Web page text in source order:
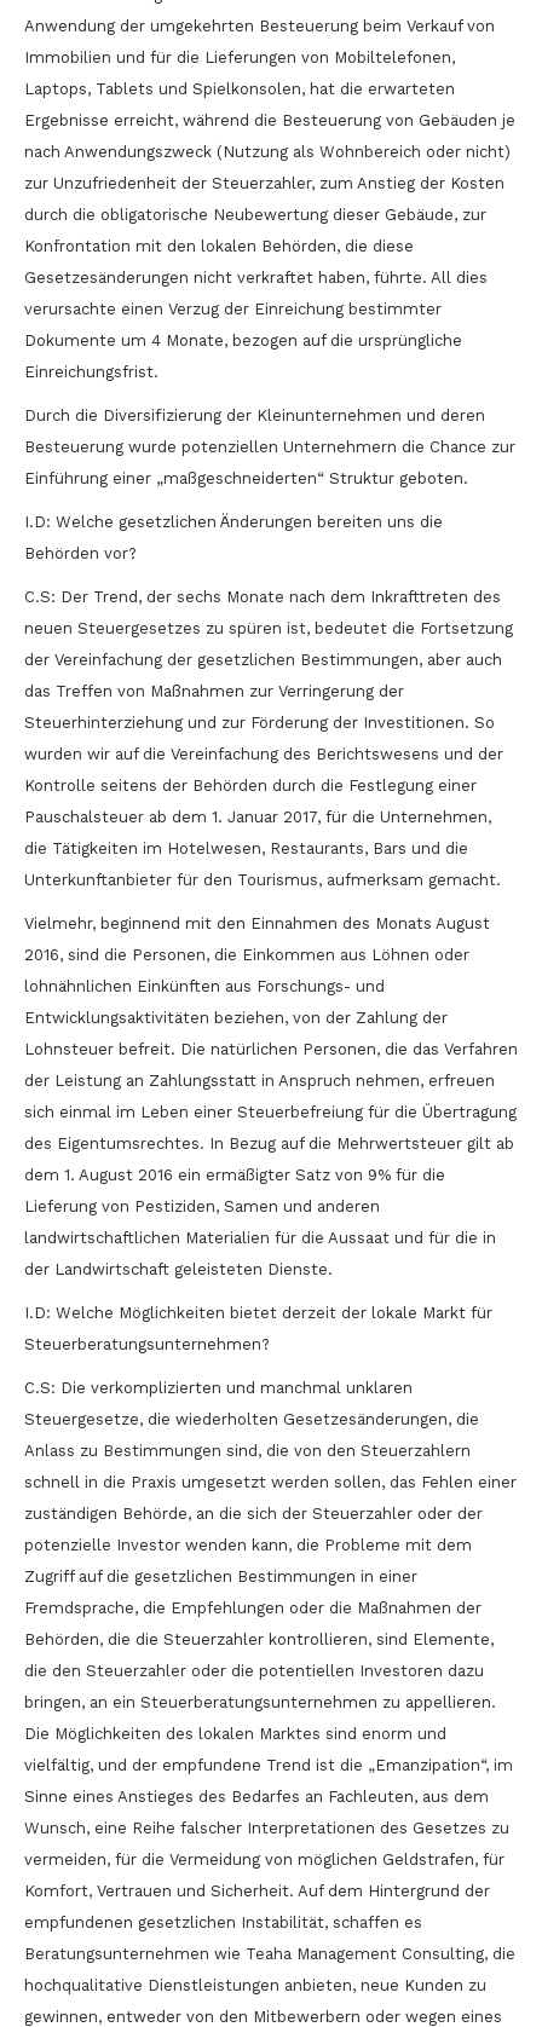
Anwendung der umgekehrten Besteuerung beim Verkauf von
Immobilien und für die Lieferungen von Mobiltelefonen,
Laptops, Tablets und Spielkonsolen, hat die erwarteten
Ergebnisse erreicht, während die Besteuerung von Gebäuden je
nach Anwendungszweck (Nutzung als Wohnbereich oder nicht)
zur Unzufriedenheit der Steuerzahler, zum Anstieg der Kosten
durch die obligatorische Neubewertung dieser Gebäude, zur
Konfrontation mit den lokalen Behörden, die diese
Gesetzesänderungen nicht verkraftet haben, führte. All dies
verursachte einen Verzug der Einreichung bestimmter
Dokumente um 4 Monate, bezogen auf die ursprüngliche
Einreichungsfrist.
Durch die Diversifizierung der Kleinunternehmen und deren
Besteuerung wurde potenziellen Unternehmern die Chance zur
Einführung einer „maßgeschneiderten“ Struktur geboten.
I.D: Welche gesetzlichen Änderungen bereiten uns die
Behörden vor?
C.S: Der Trend, der sechs Monate nach dem Inkrafttreten des
neuen Steuergesetzes zu spüren ist, bedeutet die Fortsetzung
der Vereinfachung der gesetzlichen Bestimmungen, aber auch
das Treffen von Maßnahmen zur Verringerung der
Steuerhinterziehung und zur Förderung der Investitionen. So
wurden wir auf die Vereinfachung des Berichtswesens und der
Kontrolle seitens der Behörden durch die Festlegung einer
Pauschalsteuer ab dem 1. Januar 2017, für die Unternehmen,
die Tätigkeiten im Hotelwesen, Restaurants, Bars und die
Unterkunftanbieter für den Tourismus, aufmerksam gemacht.
Vielmehr, beginnend mit den Einnahmen des Monats August
2016, sind die Personen, die Einkommen aus Löhnen oder
lohnähnlichen Einkünften aus Forschungs- und
Entwicklungsaktivitäten beziehen, von der Zahlung der
Lohnsteuer befreit. Die natürlichen Personen, die das Verfahren
der Leistung an Zahlungsstatt in Anspruch nehmen, erfreuen
sich einmal im Leben einer Steuerbefreiung für die Übertragung
des Eigentumsrechtes. In Bezug auf die Mehrwertsteuer gilt ab
dem 1. August 2016 ein ermäßigter Satz von 9% für die
Lieferung von Pestiziden, Samen und anderen
landwirtschaftlichen Materialien für die Aussaat und für die in
der Landwirtschaft geleisteten Dienste.
I.D: Welche Möglichkeiten bietet derzeit der lokale Markt für
Steuerberatungsunternehmen?
C.S: Die verkomplizierten und manchmal unklaren
Steuergesetze, die wiederholten Gesetzesänderungen, die
Anlass zu Bestimmungen sind, die von den Steuerzahlern
schnell in die Praxis umgesetzt werden sollen, das Fehlen einer
zuständigen Behörde, an die sich der Steuerzahler oder der
potenzielle Investor wenden kann, die Probleme mit dem
Zugriff auf die gesetzlichen Bestimmungen in einer
Fremdsprache, die Empfehlungen oder die Maßnahmen der
Behörden, die die Steuerzahler kontrollieren, sind Elemente,
die den Steuerzahler oder die potentiellen Investoren dazu
bringen, an ein Steuerberatungsunternehmen zu appellieren.
Die Möglichkeiten des lokalen Marktes sind enorm und
vielfältig, und der empfundene Trend ist die „Emanzipation“, im
Sinne eines Anstieges des Bedarfes an Fachleuten, aus dem
Wunsch, eine Reihe falscher Interpretationen des Gesetzes zu
vermeiden, für die Vermeidung von möglichen Geldstrafen, für
Komfort, Vertrauen und Sicherheit. Auf dem Hintergrund der
empfundenen gesetzlichen Instabilität, schaffen es
Beratungsunternehmen wie Teaha Management Consulting, die
hochqualitative Dienstleistungen anbieten, neue Kunden zu
gewinnen, entweder von den Mitbewerbern oder wegen eines